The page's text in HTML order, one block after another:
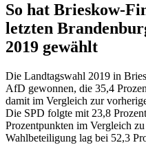
So hat Brieskow-
letzten
2019 gewählt
Die Landtagswahl 2019 in
AfD gewonnen, die 35,4
damit im Vergleich zur
Die SPD folgte mit 23,8
Prozentpunkten im Vergleich
Wahlbeteiligung lag bei 52,3